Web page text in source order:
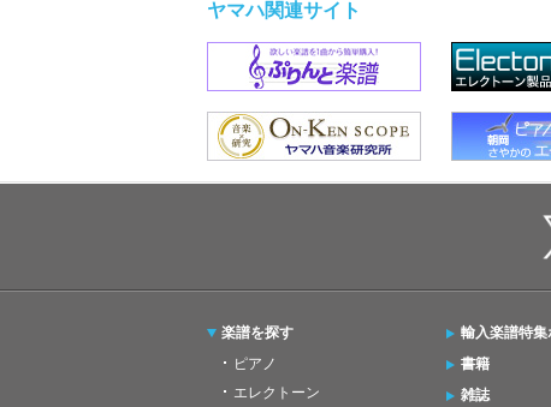
ヤマハ関連サイト
楽譜を探す
ピアノ
エレクトーン
輸入楽譜特集
書籍
雑誌